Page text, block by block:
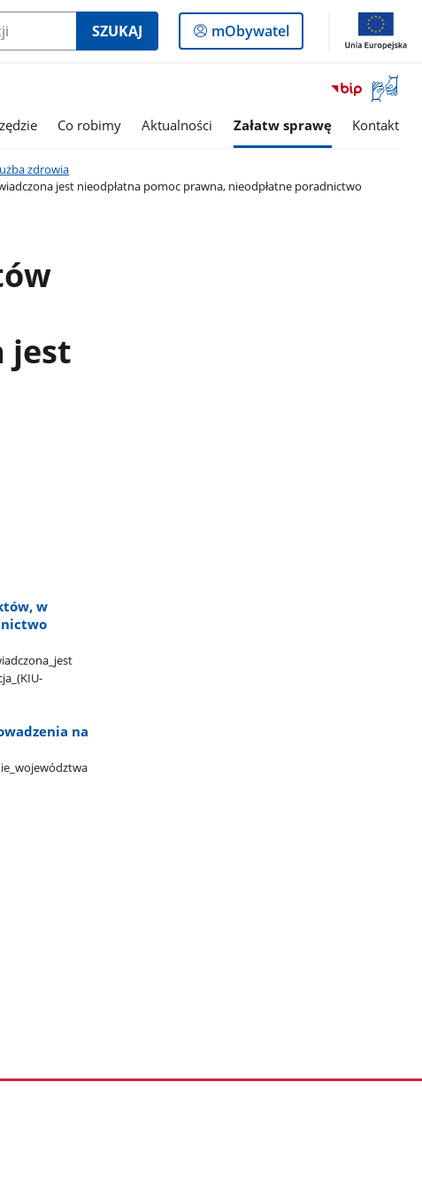
SZUKAJ
Logowanie
do
mObywatel
Otwórz
okno
z
Co robimy Aktualności Załatw sprawę Kontakt
zdrowia
jest nieodpłatna pomoc prawna, nieodpłatne poradnictwo
jest
w
na